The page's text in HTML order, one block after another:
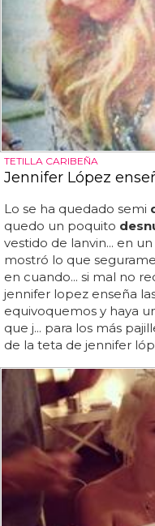
TETILLA CARIBEÑA
Jennifer López
Lo se ha quedado semi
quedo un poquito
vestido de lanvin... en
mostró lo que
en cuando... si mal no
jennifer lopez enseña
equivoquemos y haya
que j... para los más
de la teta de jennifer